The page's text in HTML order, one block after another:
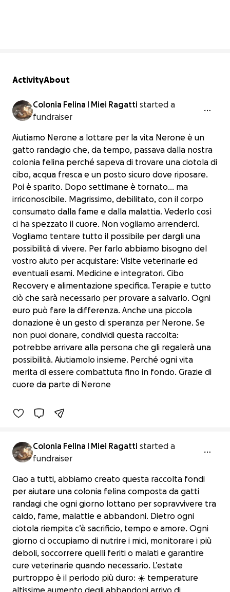
ActivityAbout
Colonia Felina I Miei Ragatti started a
fundraiser
Aiutiamo Nerone a lottare per la vita Nerone è un
gatto randagio che, da tempo, passava dalla nostra
colonia felina perché sapeva di trovare una ciotola di
cibo, acqua fresca e un posto sicuro dove riposare.
Poi è sparito. Dopo settimane è tornato... ma
irriconoscibile. Magrissimo, debilitato, con il corpo
consumato dalla fame e dalla malattia. Vederlo così
ci ha spezzato il cuore. Non vogliamo arrenderci.
Vogliamo tentare tutto il possibile per dargli una
possibilità di vivere. Per farlo abbiamo bisogno del
vostro aiuto per acquistare: Visite veterinarie ed
eventuali esami. Medicine e integratori. Cibo
Recovery e alimentazione specifica. Terapie e tutto
ciò che sarà necessario per provare a salvarlo. Ogni
euro può fare la differenza. Anche una piccola
donazione è un gesto di speranza per Nerone. Se
non puoi donare, condividi questa raccolta:
potrebbe arrivare alla persona che gli regalerà una
possibilità. Aiutiamolo insieme. Perché ogni vita
merita di essere combattuta fino in fondo. Grazie di
cuore da parte di Nerone
Aiutiamo Nerone a lottare per la vita
€25 raised
Colonia Felina I Miei Ragatti started a
fundraiser
Ciao a tutti, abbiamo creato questa raccolta fondi
per aiutare una colonia felina composta da gatti
randagi che ogni giorno lottano per sopravvivere tra
caldo, fame, malattie e abbandoni. Dietro ogni
ciotola riempita c’è sacrificio, tempo e amore. Ogni
giorno ci occupiamo di nutrire i mici, monitorare i più
deboli, soccorrere quelli feriti o malati e garantire
cure veterinarie quando necessario. L’estate
purtroppo è il periodo più duro: ☀️ temperature
altissime aumento degli abbandoni arrivo di